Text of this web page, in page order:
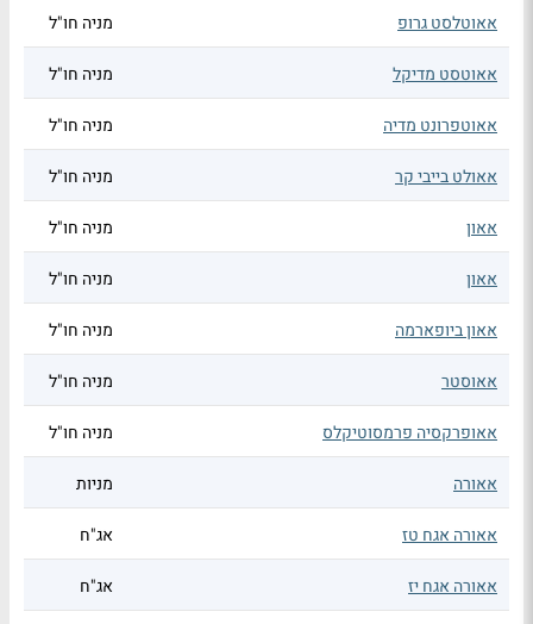
אאוטלסט גרופ מניה חו"ל
אאוטסט מדיקל מניה חו"ל
אאוטפרונט מדיה מניה חו"ל
אאולט בייבי קר מניה חו"ל
אאון מניה חו"ל
אאון מניה חו"ל
אאון ביופארמה מניה חו"ל
אאוסטר מניה חו"ל
אאופרקסיה פרמסוטיקלס מניה חו"ל
אאורה מניות
אאורה אגח טז אג"ח
אאורה אגח יז אג"ח